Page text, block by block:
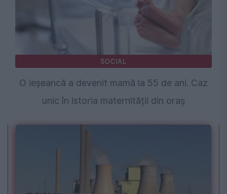
SOCIAL
O ieșeancă a devenit mamă la 55 de ani. Caz
unic în istoria maternității din oraș